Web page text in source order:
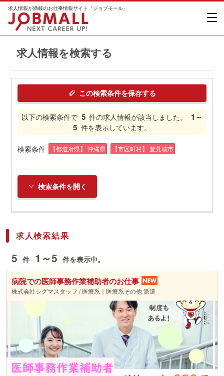
求人情報が満載のお仕事情報サイト「ジョブモール」
求人情報を検索する
この検索条件を保存する
以下の検索条件で 5 件の求人情報が該当しました。
1～
5 件を表示しています。
検索条件 【都道府県】 沖縄県 【市区町村】 豊見城市
検索条件を開く
求人検索結果
5 件 1～5 件を表示中。
病院での医師事務作業補助者のお仕事
株式会社シグマスタッフ / 医療系｜医療系その他 派遣